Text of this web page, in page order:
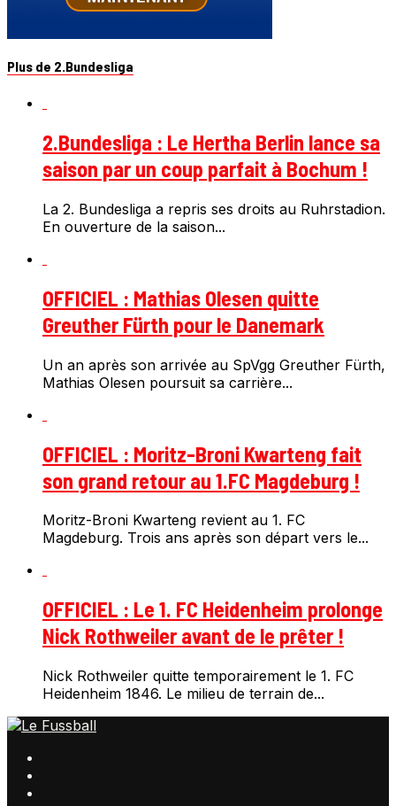
Plus de 2.Bundesliga
2.Bundesliga : Le Hertha Berlin lance sa
saison par un coup parfait à Bochum !
La 2. Bundesliga a repris ses droits au Ruhrstadion.
En ouverture de la saison...
OFFICIEL : Mathias Olesen quitte
Greuther Fürth pour le Danemark
Un an après son arrivée au SpVgg Greuther Fürth,
Mathias Olesen poursuit sa carrière...
OFFICIEL : Moritz-Broni Kwarteng fait
son grand retour au 1.FC Magdeburg !
Moritz-Broni Kwarteng revient au 1. FC
Magdeburg. Trois ans après son départ vers le...
OFFICIEL : Le 1. FC Heidenheim prolonge
Nick Rothweiler avant de le prêter !
Nick Rothweiler quitte temporairement le 1. FC
Heidenheim 1846. Le milieu de terrain de...